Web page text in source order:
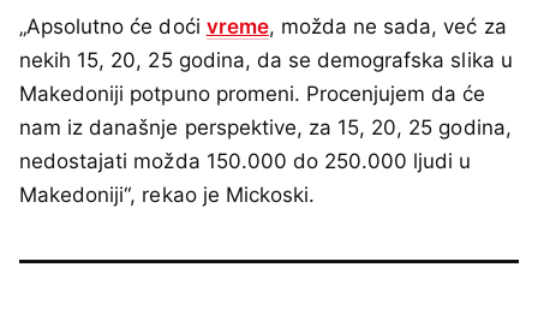
„Apsolutno će doći vreme, možda ne sada, već za
nekih 15, 20, 25 godina, da se demografska slika u
Makedoniji potpuno promeni. Procenjujem da će
nam iz današnje perspektive, za 15, 20, 25 godina,
nedostajati možda 150.000 do 250.000 ljudi u
Makedoniji“, rekao je Mickoski.